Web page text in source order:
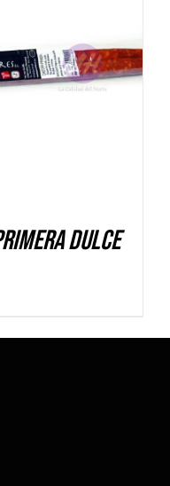
dulce